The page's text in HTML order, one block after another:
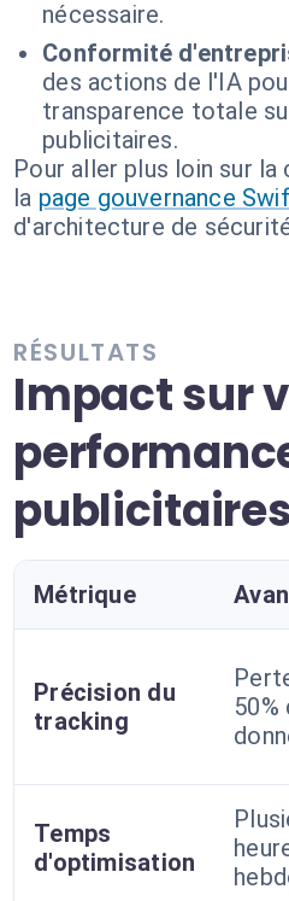
nécessaire.
Conformité
des actions de l'IA
transparence totale
publicitaires.
Pour aller plus loin sur
la page gouvernance
d'architecture de
RÉSULTATS
Impact sur
publicitaires
Métrique
Précision du
tracking
50%
Temps
d'optimisation